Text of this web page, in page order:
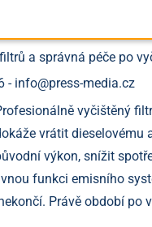
a správná péče po
- info@press-media.cz
vyčištěný
vrátit dieselovému
výkon, snížit
funkci emisního
Právě období po